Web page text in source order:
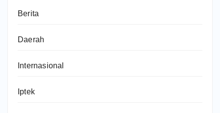
Berita
Daerah
Internasional
Iptek